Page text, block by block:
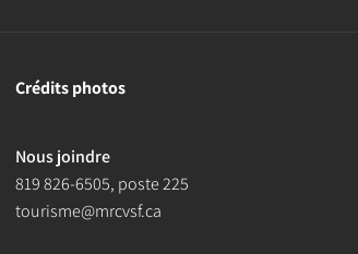
Crédits photos
Nous joindre
819 826-6505, poste 225
tourisme@mrcvsf.ca